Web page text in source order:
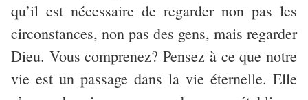
qu’il est nécessaire de regarder non pas les
circonstances, non pas des gens, mais regarder
Dieu. Vous comprenez? Pensez à ce que notre
vie est un passage dans la vie éternelle. Elle